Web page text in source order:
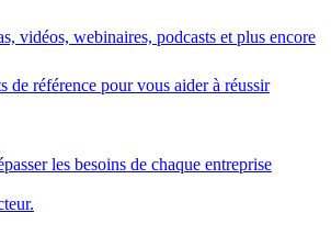
vidéos, webinaires, podcasts et plus encore
référence pour vous aider à réussir
les besoins de chaque entreprise